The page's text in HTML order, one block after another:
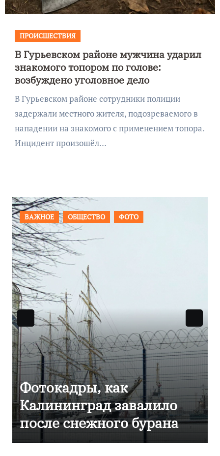
ПРОИСШЕСТВИЯ
В Гурьевском районе мужчина ударил
знакомого топором по голове:
возбуждено уголовное дело
В Гурьевском районе сотрудники полиции
задержали местного жителя, подозреваемого в
нападении на знакомого с применением топора.
Инцидент произошёл…
бурана
ПРОИСШЕСТВИЯ
Фоторепортаж
Калининграде
эвакуировали ТЦ
сообщения о